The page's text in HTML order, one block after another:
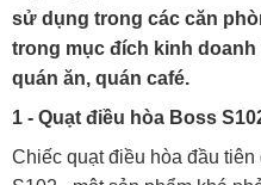
sử dụng trong các căn
trong mục đích kinh
quán ăn, quán café.
1 - Quạt điều hòa Boss
Chiếc quạt điều hòa đầu